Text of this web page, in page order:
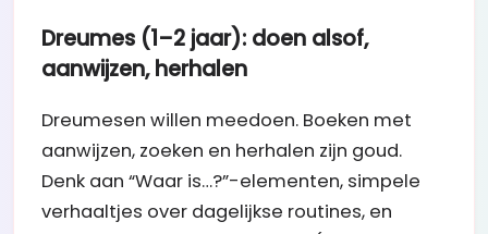
Dreumes (1–2 jaar): doen alsof,
aanwijzen, herhalen
Dreumesen willen meedoen. Boeken met
aanwijzen, zoeken en herhalen zijn goud.
Denk aan “Waar is…?”-elementen, simpele
verhaaltjes over dagelijkse routines, en